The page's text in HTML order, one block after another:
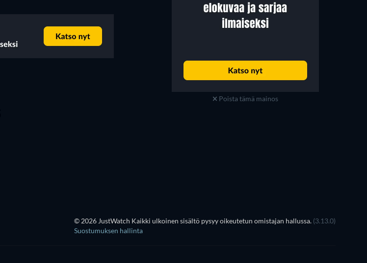
Poista tämä mainos
© 2026 JustWatch Kaikki ulkoinen sisältö pysyy oikeutetun omistajan hallussa. (3.13.0)
Suostumuksen hallinta